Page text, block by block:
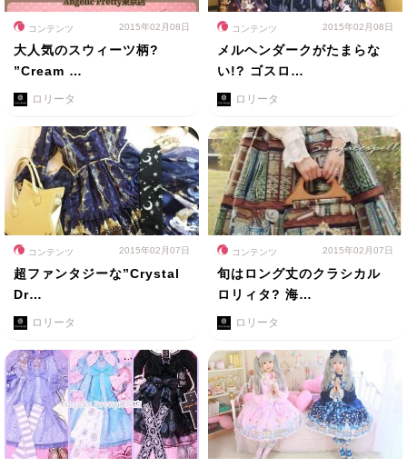
コンテンツ 2015年02月08日
大人気のスウィーツ柄?
”Cream …
ロリータ
コンテンツ 2015年02月08日
メルヘンダークがたまらな
い!? ゴスロ…
ロリータ
コンテンツ 2015年02月07日
超ファンタジーな”Crystal
Dr…
ロリータ
コンテンツ 2015年02月07日
旬はロング丈のクラシカル
ロリィタ? 海…
ロリータ